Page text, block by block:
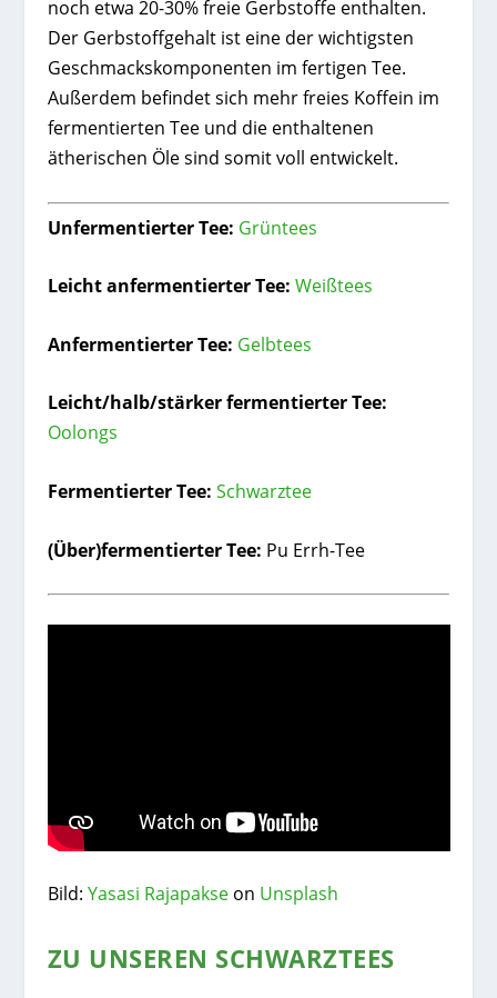
noch etwa 20-30% freie Gerbstoffe enthalten.
Der Gerbstoffgehalt ist eine der wichtigsten
Geschmackskomponenten im fertigen Tee.
Außerdem befindet sich mehr freies Koffein im
fermentierten Tee und die enthaltenen
ätherischen Öle sind somit voll entwickelt.
Unfermentierter Tee: Grüntees
Leicht anfermentierter Tee: Weißtees
Anfermentierter Tee: Gelbtees
Leicht/halb/stärker fermentierter Tee:
Oolongs
Fermentierter Tee: Schwarztee
(Über)fermentierter Tee: Pu Errh-Tee
Bild: Yasasi Rajapakseon Unsplash
ZU UNSEREN SCHWARZTEES